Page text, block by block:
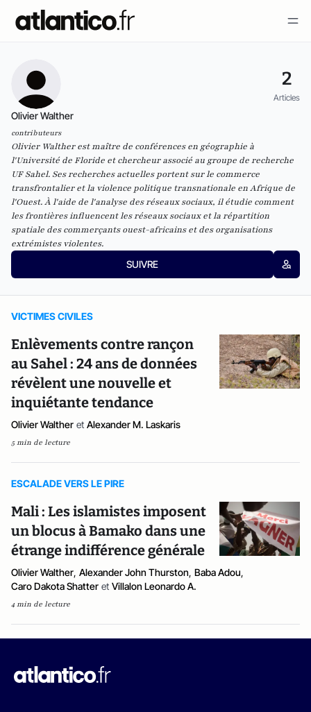
2
Articles
Olivier Walther
contributeurs
Olivier Walther est maître de conférences en géographie à
l'Université de Floride et chercheur associé au groupe de recherche
UF Sahel. Ses recherches actuelles portent sur le commerce
transfrontalier et la violence politique transnationale en Afrique de
l'Ouest. À l'aide de l'analyse des réseaux sociaux, il étudie comment
les frontières influencent les réseaux sociaux et la répartition
spatiale des commerçants ouest-africains et des organisations
extrémistes violentes.
SUIVRE
VICTIMES CIVILES
Enlèvements contre rançon
au Sahel : 24 ans de données
révèlent une nouvelle et
inquiétante tendance
Olivier Walther et Alexander M. Laskaris
5 min de lecture
ESCALADE VERS LE PIRE
Mali : Les islamistes imposent
un blocus à Bamako dans une
étrange indifférence générale
Olivier Walther, Alexander John Thurston, Baba Adou,
Caro Dakota Shatter et Villalon Leonardo A.
4 min de lecture